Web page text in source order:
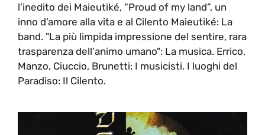
l’inedito dei Maieutiké, “Proud of my land”, un
inno d’amore alla vita e al Cilento Maieutiké: La
band. "La più limpida impressione del sentire, rara
trasparenza dell'animo umano": La musica. Errico,
Manzo, Ciuccio, Brunetti: I musicisti. I luoghi del
Paradiso: Il Cilento.